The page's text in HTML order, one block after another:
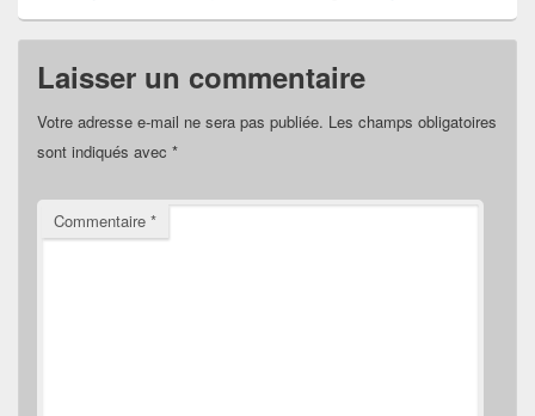
Laisser un commentaire
Votre adresse e-mail ne sera pas publiée. Les champs obligatoires
sont indiqués avec *
Commentaire *